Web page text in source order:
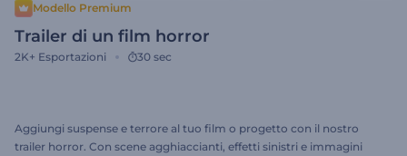
Modello Premium
Trailer di un film horror
2K+ Esportazioni 30 sec
Aggiungi suspense e terrore al tuo film o progetto con il nostro
trailer horror. Con scene agghiaccianti, effetti sinistri e immagini